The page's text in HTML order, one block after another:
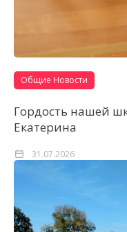
Общие Новости
Гордость нашей
Екатерина
31.07.2026